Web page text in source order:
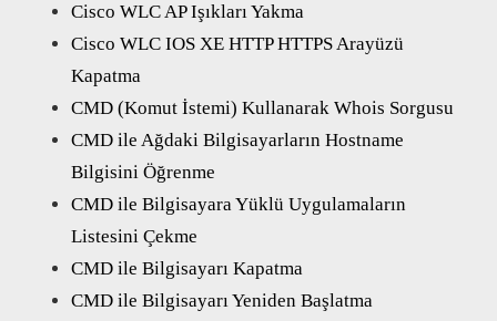
Cisco WLC AP Işıkları Yakma
Cisco WLC IOS XE HTTP HTTPS Arayüzü
Kapatma
CMD (Komut İstemi) Kullanarak Whois Sorgusu
CMD ile Ağdaki Bilgisayarların Hostname
Bilgisini Öğrenme
CMD ile Bilgisayara Yüklü Uygulamaların
Listesini Çekme
CMD ile Bilgisayarı Kapatma
CMD ile Bilgisayarı Yeniden Başlatma